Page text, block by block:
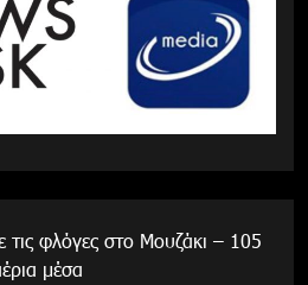
φλόγες στο Μουζάκι – 105
μέσα